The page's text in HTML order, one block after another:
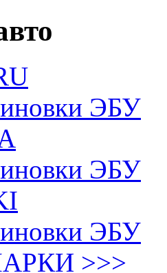
ЭБУ
ЭБУ
ЭБУ
>>>